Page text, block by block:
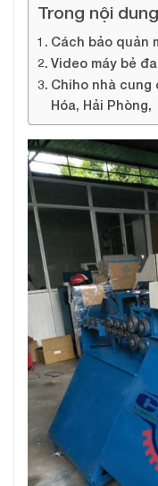
Trong nội
Cách bảo quản
Video máy bẻ
Chiho nhà cung
Hóa, Hải